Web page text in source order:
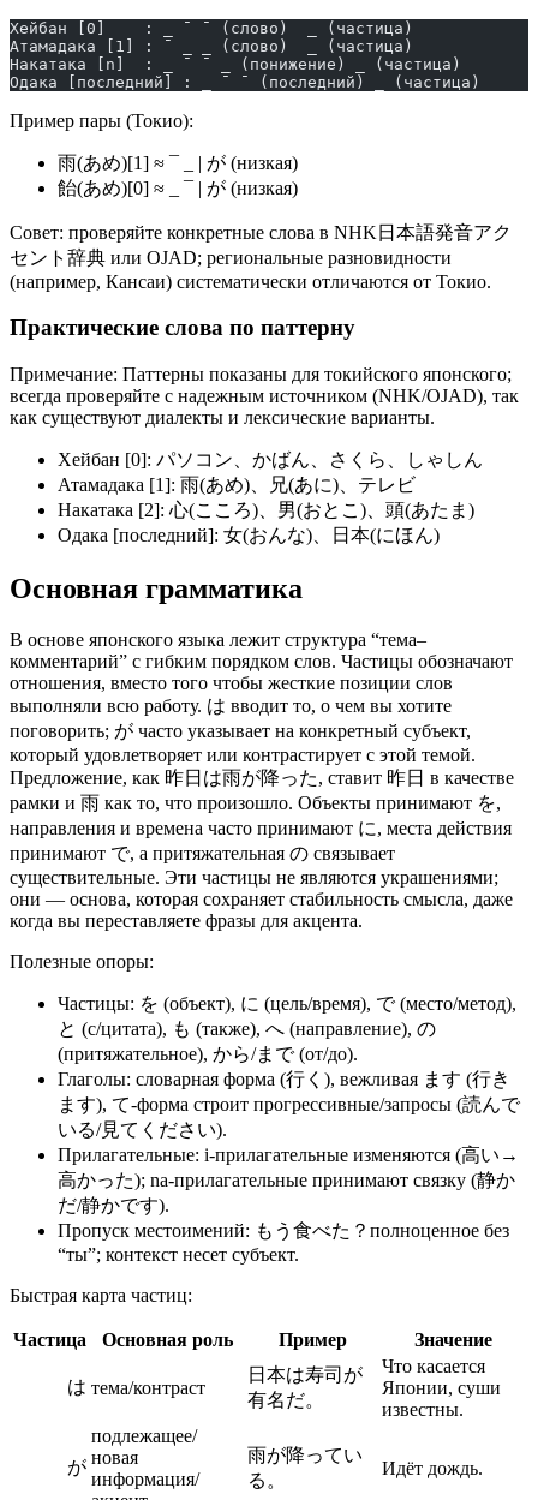
Хейбан [0]    : _ ¯ ¯ (слово)  _ (частица)
Атамадака [1] : ¯ _ _ (слово)  _ (частица)
Накатака [n]  : _ ¯ ¯ _ (понижение) _ (частица)
Одака [последний] : _ ¯ ¯ (последний) _ (частица)
Пример пары (Токио):
雨(あめ)[1] ≈ ¯ _ | が (низкая)
飴(あめ)[0] ≈ _ ¯ | が (низкая)
Совет: проверяйте конкретные слова в NHK日本語発音アク
セント辞典 или OJAD; региональные разновидности
(например, Кансаи) систематически отличаются от Токио.
Практические слова по паттерну
Примечание: Паттерны показаны для токийского японского;
всегда проверяйте с надежным источником (NHK/OJAD), так
как существуют диалекты и лексические варианты.
Хейбан [0]: パソコン、かばん、さくら、しゃしん
Атамадака [1]: 雨(あめ)、兄(あに)、テレビ
Накатака [2]: 心(こころ)、男(おとこ)、頭(あたま)
Одака [последний]: 女(おんな)、日本(にほん)
Основная грамматика
В основе японского языка лежит структура “тема–
комментарий” с гибким порядком слов. Частицы обозначают
отношения, вместо того чтобы жесткие позиции слов
выполняли всю работу. は вводит то, о чем вы хотите
поговорить; が часто указывает на конкретный субъект,
который удовлетворяет или контрастирует с этой темой.
Предложение, как 昨日は雨が降った, ставит 昨日 в качестве
рамки и 雨 как то, что произошло. Объекты принимают を,
направления и времена часто принимают に, места действия
принимают で, а притяжательная の связывает
существительные. Эти частицы не являются украшениями;
они — основа, которая сохраняет стабильность смысла, даже
когда вы переставляете фразы для акцента.
Полезные опоры:
Частицы: を (объект), に (цель/время), で (место/метод),
と (с/цитата), も (также), へ (направление), の
(притяжательное), から/まで (от/до).
Глаголы: словарная форма (行く), вежливая ます (行き
ます), て‑форма строит прогрессивные/запросы (読んで
いる/見てください).
Прилагательные: i‑прилагательные изменяются (高い→
高かった); na‑прилагательные принимают связку (静か
だ/静かです).
Пропуск местоимений: もう食べた？полноценное без
“ты”; контекст несет субъект.
Быстрая карта частиц:
Частица Основная роль Пример Значение
は тема/контраст
日本は寿司が
有名だ。
Что касается
Японии, суши
известны.
が
подлежащее/
новая
информация/
雨が降ってい
る。
Идёт дождь.